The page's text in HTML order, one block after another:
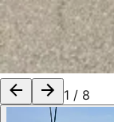
1 / 8